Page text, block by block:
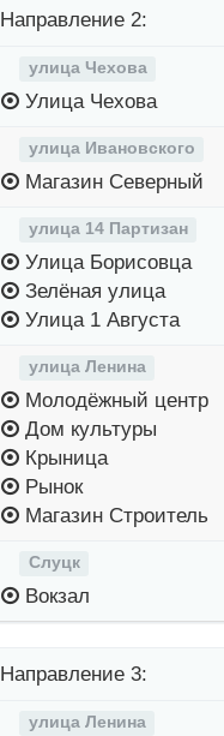
Направление 2:
улица Чехова
Улица Чехова
улица Ивановского
Магазин Северный
улица 14 Партизан
Улица Борисовца
Зелёная улица
Улица 1 Августа
улица Ленина
Молодёжный центр
Дом культуры
Крыница
Рынок
Магазин Строитель
Слуцк
Вокзал
Направление 3:
улица Ленина